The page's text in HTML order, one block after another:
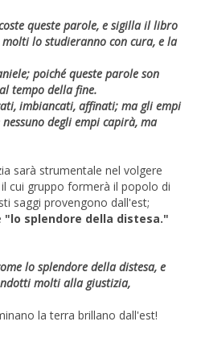
queste parole, e sigilla il libro
lo studieranno con cura, e la
poiché queste parole son
tempo della fine.
imbiancati, affinati; ma gli empi
degli empi capirà, ma
sarà strumentale nel volgere
cui gruppo formerà il popolo di
saggi provengono dall'est;
"lo splendore della distesa."
lo splendore della distesa, e
molti alla giustizia,
la terra brillano dall'est!